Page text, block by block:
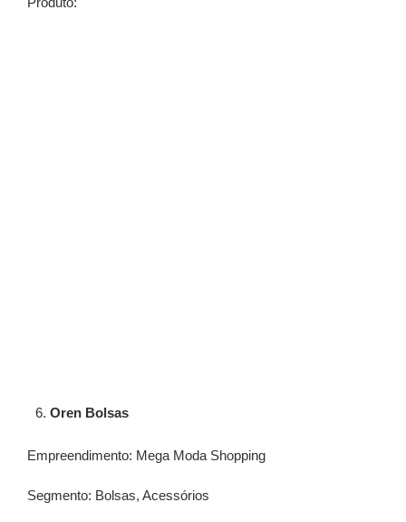
⁠Oren Bolsas
Empreendimento: Mega Moda Shopping
Segmento: Bolsas, Acessórios